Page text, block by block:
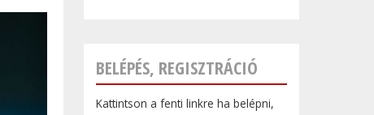
BELÉPÉS, REGISZTRÁCIÓ
Kattintson a fenti linkre ha belépni,